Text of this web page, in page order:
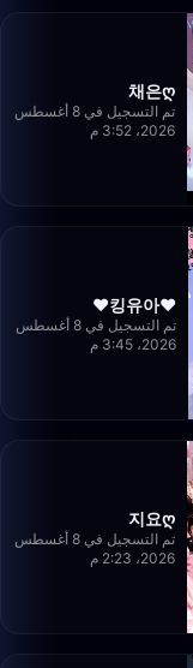
채은ღ
تم التسجيل في 8 أغسطس
2026، 3:52 م
❤️킹유아❤️
تم التسجيل في 8 أغسطس
2026، 3:45 م
지요ღ
تم التسجيل في 8 أغسطس
2026، 2:23 م